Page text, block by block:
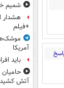
شمیم
هشدار
+فیلم
آمریکا
باید
آتش